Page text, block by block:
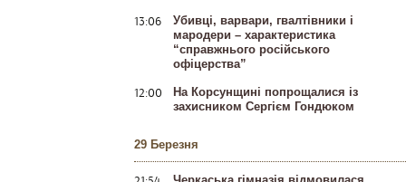
13:06
Убивці, варвари, гвалтівники і
мародери – характеристика
“справжнього російського
офіцерства”
12:00
На Корсунщині попрощалися із
захисником Сергієм Гондюком
29 Березня